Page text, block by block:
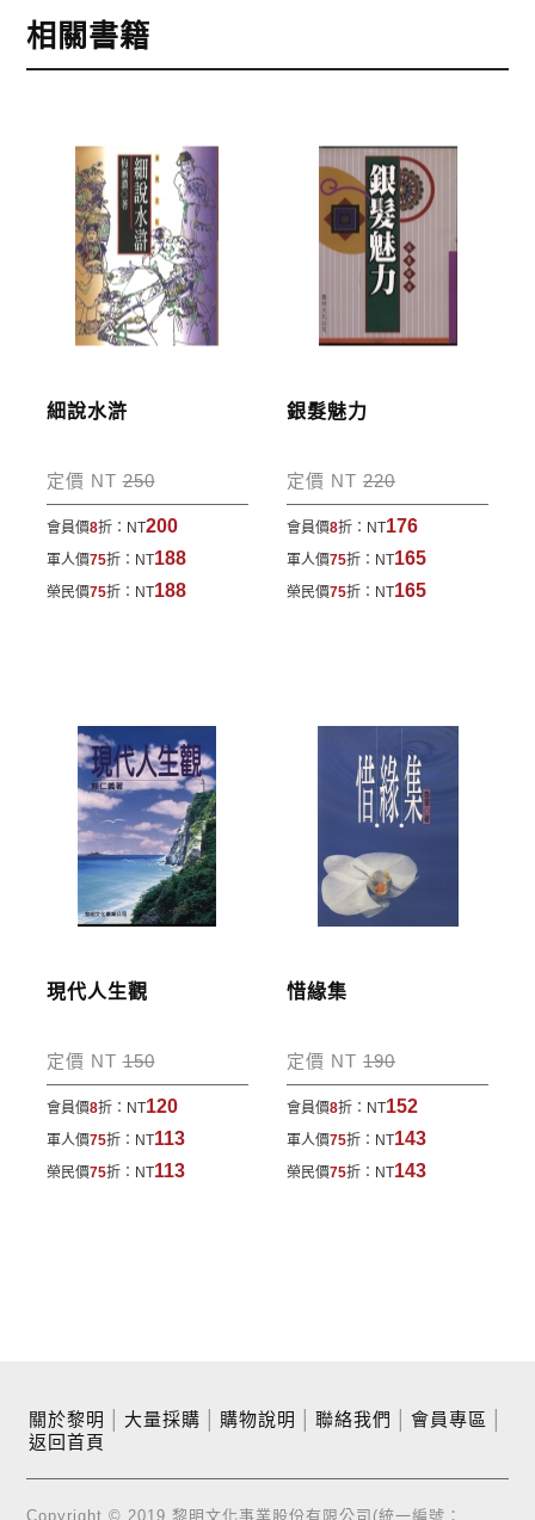
2.銀行轉帳:選擇銀行轉帳時，請填寫您的銀行帳號後
五碼，並於三日內完成匯款，以利核銷作業。
劃撥單，匯款者大名請填寫跟訂購者大名一致，以利
核銷作業。
步驟4 完成訂購
訂購完成後，可至會員專區查詢「我的訂單」，查詢
訂單處理的狀態。
運費說明:
包裹運送，一律免運費；899元以下須自付80元運
費。外文書籍將由專人估價
，訂購後48小時內回覆運
寄送說明:
付款完成後，本公司將於七日內以郵寄方式寄送到您
所指定的地點。
相關書籍
細說水滸
定價 NT250
會員價8折： NT200
軍人價75折： NT188
榮民價75折： NT188
銀髮魅力
定價 NT220
會員價8折： NT176
軍人價75折： NT165
榮民價75折： NT165
現代人生觀
定價 NT150
會員價8折： NT120
軍人價75折： NT113
榮民價75折： NT113
惜緣集
定價 NT190
會員價8折： NT152
軍人價75折： NT143
榮民價75折： NT143
關於黎明 大量採購 購物說明 聯絡我們 會員專區
返回首頁
Copyright © 2019 黎明文化事業股份有限公司(統一編號：